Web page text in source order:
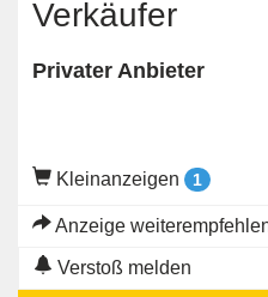
Verkäufer
Privater Anbieter
Kleinanzeigen 1
Anzeige
Verstoß melden